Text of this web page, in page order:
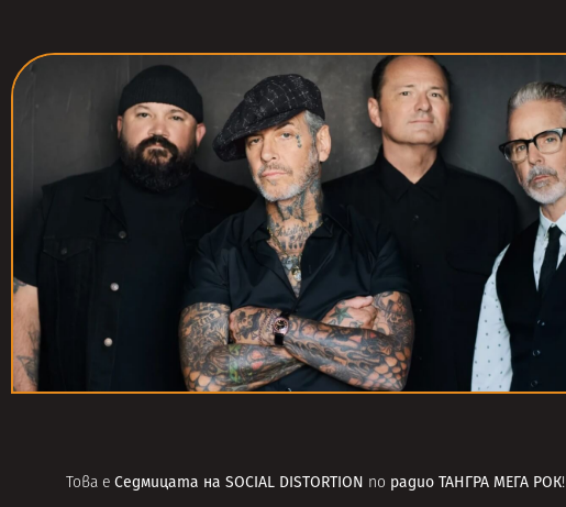
Това е Седмицата на SOCIAL DISTORTION по радио ТАНГРА МЕГА РОК!